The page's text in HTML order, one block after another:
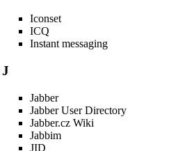
Iconset
ICQ
Instant messaging
J
Jabber
Jabber User Directory
Jabber.cz Wiki
Jabbim
JID